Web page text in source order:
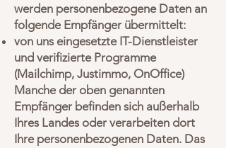
werden personenbezogene Daten an
folgende Empfänger übermittelt:
von uns eingesetzte IT-Dienstleister
und verifizierte Programme
(Mailchimp, Justimmo, OnOffice)
Manche der oben genannten
Empfänger befinden sich außerhalb
Ihres Landes oder verarbeiten dort
Ihre personenbezogenen Daten. Das